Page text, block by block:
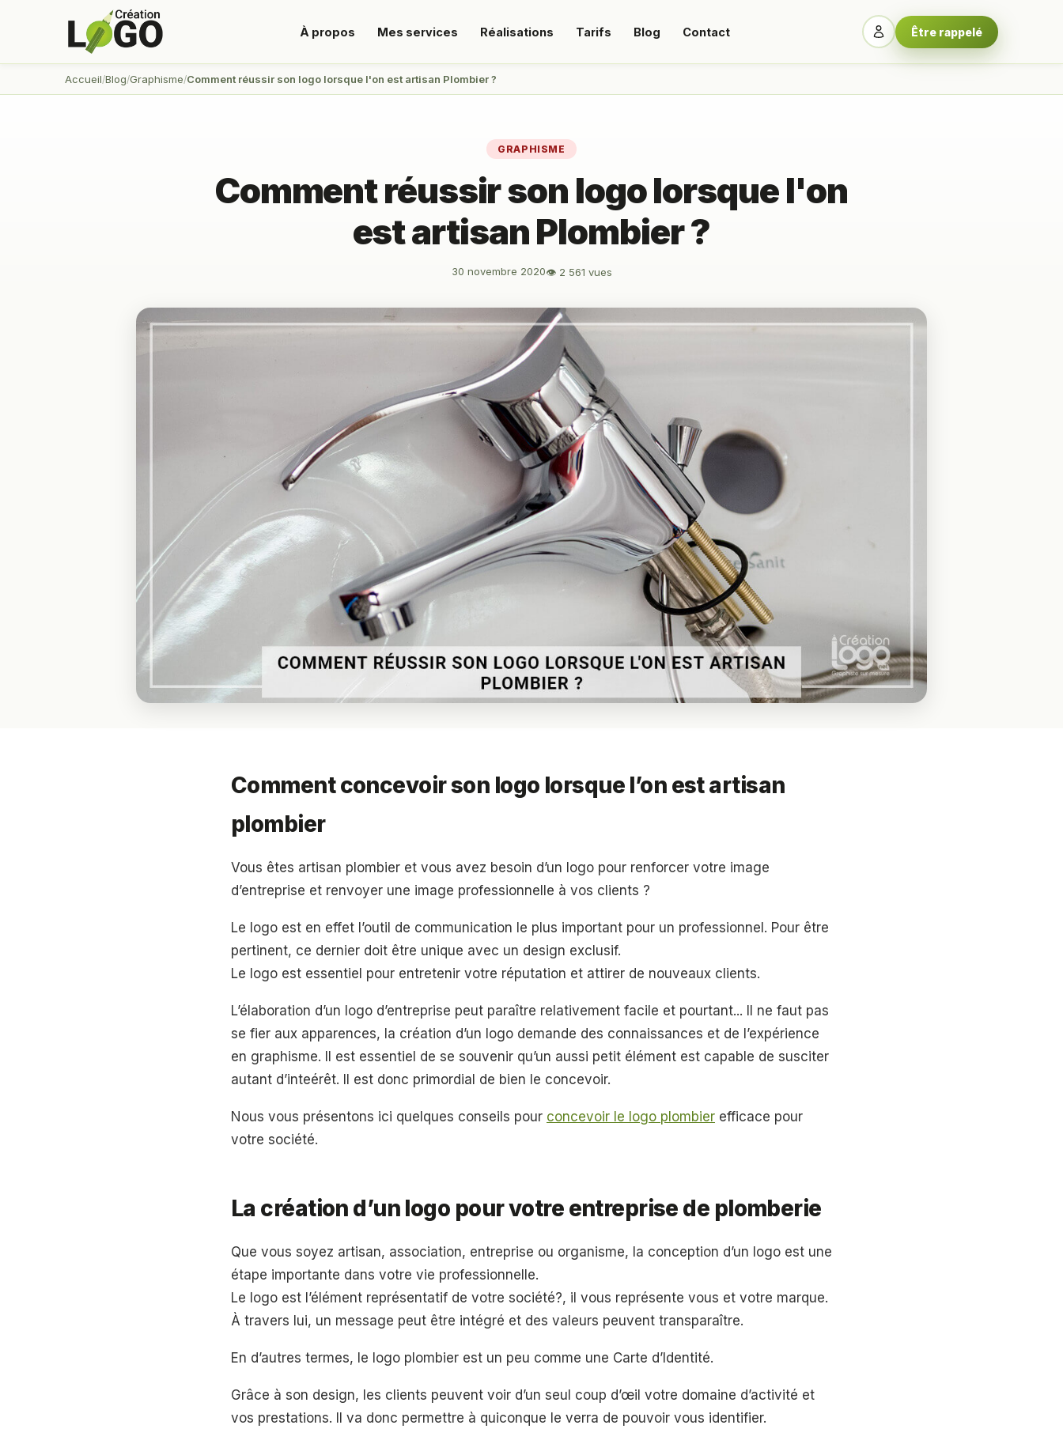
À propos Mes services Réalisations Tarifs Blog Contact Être rappelé
Accueil Blog Graphisme Comment réussir son logo lorsque l'on est artisan Plombier ?
GRAPHISME
Comment réussir son logo lorsque l'on
est artisan Plombier ?
30 novembre 2020👁 2 561 vues
Comment concevoir son logo lorsque l’on est artisan
plombier
Vous êtes artisan plombier et vous avez besoin d’un logo pour renforcer votre image
d’entreprise et renvoyer une image professionnelle à vos clients ?
Le logo est en effet l’outil de communication le plus important pour un professionnel. Pour être
pertinent, ce dernier doit être unique avec un design exclusif.
Le logo est essentiel pour entretenir votre réputation et attirer de nouveaux clients.
L’élaboration d’un logo d’entreprise peut paraître relativement facile et pourtant... Il ne faut pas
se fier aux apparences, la création d’un logo demande des connaissances et de l’expérience
en graphisme. Il est essentiel de se souvenir qu’un aussi petit élément est capable de susciter
autant d’inteérêt. Il est donc primordial de bien le concevoir.
Nous vous présentons ici quelques conseils pour concevoir le logo plombier efficace pour
votre société.
La création d’un logo pour votre entreprise de plomberie
Que vous soyez artisan, association, entreprise ou organisme, la conception d’un logo est une
étape importante dans votre vie professionnelle.
Le logo est l’élément représentatif de votre société?, il vous représente vous et votre marque.
À travers lui, un message peut être intégré et des valeurs peuvent transparaître.
En d’autres termes, le logo plombier est un peu comme une Carte d’Identité.
Grâce à son design, les clients peuvent voir d’un seul coup d’œil votre domaine d’activité et
vos prestations. Il va donc permettre à quiconque le verra de pouvoir vous identifier.